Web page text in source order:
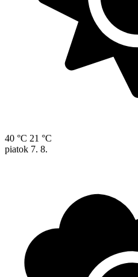
40 °C 21 °C
piatok 7. 8.